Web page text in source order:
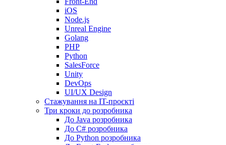
iOS
Node.js
Unreal Engine
Golang
PHP
Python
SalesForce
Unity
DevOps
UI/UX Design
Стажування на IT-проєкті
Три кроки до розробника
До Java розробника
До C# розробника
До Python розробника